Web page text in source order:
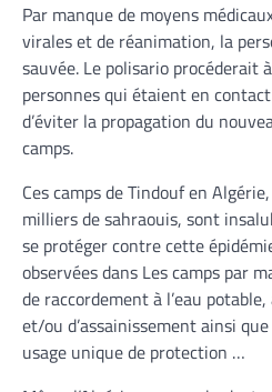
Par manque de moyens
virales et de réanimation, la
sauvée. Le polisario procéderait
personnes qui étaient en
d’éviter la propagation du
camps.
Ces camps de Tindouf en
milliers de sahraouis, sont
se protéger contre cette
observées dans Les camps par
de raccordement à l’eau
et/ou d’assainissement ainsi
usage unique de protection …